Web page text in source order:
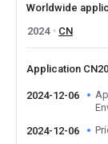
Worldwide
2024
CN
Application
2024-12-06
2024-12-06